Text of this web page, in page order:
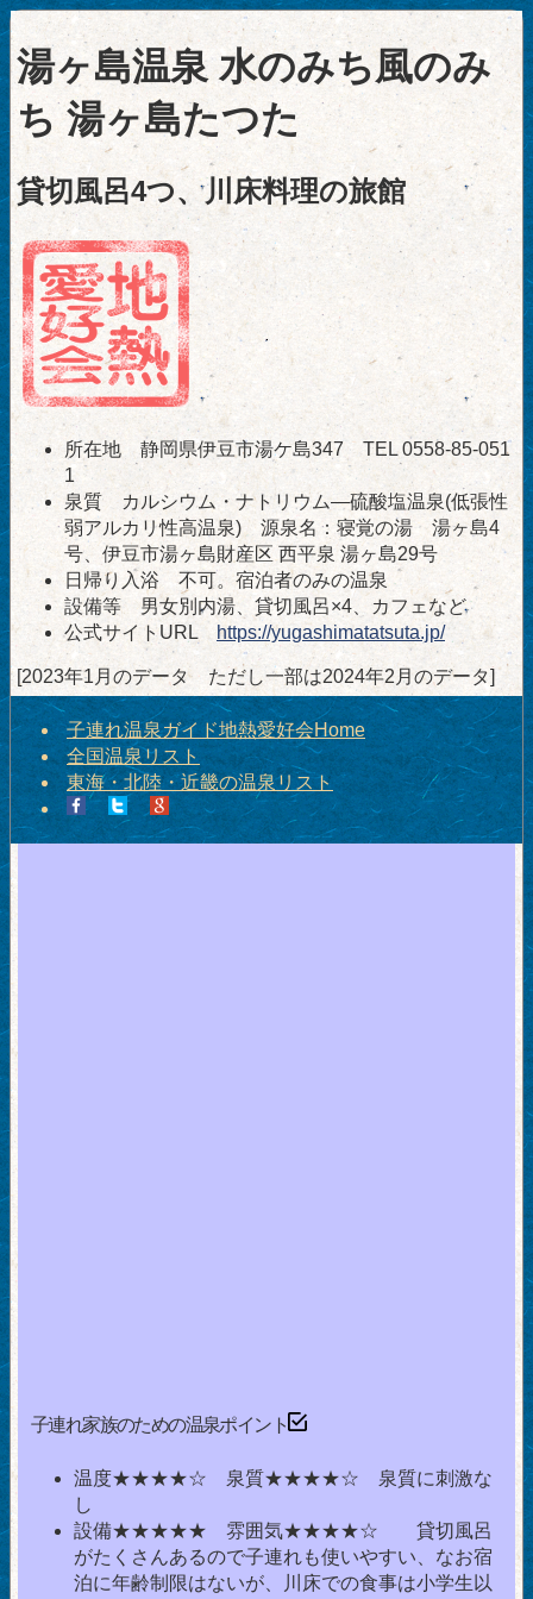
湯ヶ島温泉 水のみち風のみ
ち 湯ヶ島たつた
貸切風呂4つ、川床料理の旅館
所在地 静岡県伊豆市湯ケ島347 TEL 0558-85-051
1
泉質 カルシウム・ナトリウム―硫酸塩温泉(低張性
弱アルカリ性高温泉) 源泉名：寝覚の湯 湯ヶ島4
号、伊豆市湯ヶ島財産区 西平泉 湯ヶ島29号
日帰り入浴 不可。宿泊者のみの温泉
設備等 男女別内湯、貸切風呂×4、カフェなど
公式サイトURL
https://yugashimatatsuta.jp/
[2023年1月のデータ ただし一部は2024年2月のデータ]
子連れ温泉ガイド地熱愛好会Home
全国温泉リスト
東海・北陸・近畿の温泉リスト
子連れ家族のための温泉ポイント
温度★★★★☆ 泉質★★★★☆ 泉質に刺激な
し
設備★★★★★ 雰囲気★★★★☆ 貸切風呂
がたくさんあるので子連れも使いやすい、なお宿
泊に年齢制限はないが、川床での食事は小学生以